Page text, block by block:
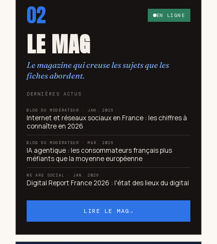
02 EN LIGNE
LE MAG
Le magazine qui creuse les sujets que les
fiches abordent.
DERNIÈRES ACTUS
BLOG DU MODÉRATEUR · JAN. 2026
Internet et réseaux sociaux en France : les chiffres à
connaître en 2026
BLOG DU MODÉRATEUR · MAR. 2026
IA agentique : les consommateurs français plus
méfiants que la moyenne européenne
WE ARE SOCIAL · JAN. 2026
Digital Report France 2026 : l'état des lieux du digital
LIRE LE MAG→